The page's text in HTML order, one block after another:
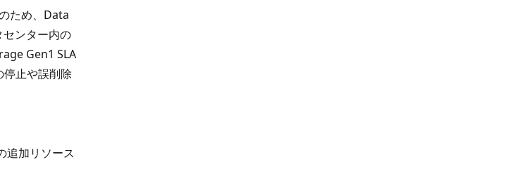
ため、Data
ンター内の
Gen1 SLA
止や誤削除
追加リソース